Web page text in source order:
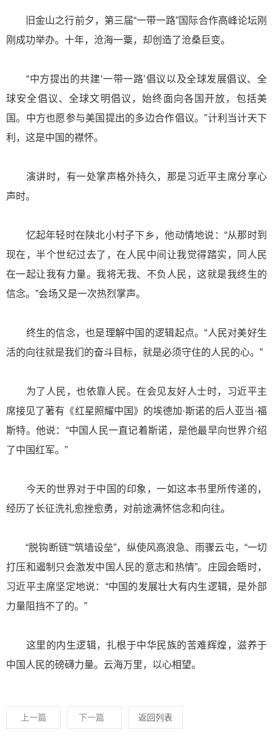
旧金山之行前夕，第三届“一带一路”国际合作高峰论坛刚
刚成功举办。十年，沧海一粟，却创造了沧桑巨变。
“中方提出的共建‘一带一路’倡议以及全球发展倡议、全
球安全倡议、全球文明倡议，始终面向各国开放，包括美
国。中方也愿参与美国提出的多边合作倡议。”计利当计天下
利，这是中国的襟怀。
演讲时，有一处掌声格外持久，那是习近平主席分享心
声时。
忆起年轻时在陕北小村子下乡，他动情地说：“从那时到
现在，半个世纪过去了，在人民中间让我觉得踏实，同人民
在一起让我有力量。我将无我、不负人民，这就是我终生的
信念。”会场又是一次热烈掌声。
终生的信念，也是理解中国的逻辑起点。“人民对美好生
活的向往就是我们的奋斗目标，就是必须守住的人民的心。”
为了人民，也依靠人民。在会见友好人士时，习近平主
席接见了著有《红星照耀中国》的埃德加·斯诺的后人亚当·福
斯特。他说：“中国人民一直记着斯诺，是他最早向世界介绍
了中国红军。”
今天的世界对于中国的印象，一如这本书里所传递的，
经历了长征洗礼愈挫愈勇，对前途满怀信念和向往。
“脱钩断链”“筑墙设垒”，纵使风高浪急、雨骤云屯，“一切
打压和遏制只会激发中国人民的意志和热情”。庄园会晤时，
习近平主席坚定地说：“中国的发展壮大有内生逻辑，是外部
力量阻挡不了的。”
这里的内生逻辑，扎根于中华民族的苦难辉煌，滋养于
中国人民的磅礴力量。云海万里，以心相望。
上一篇 下一篇 返回列表